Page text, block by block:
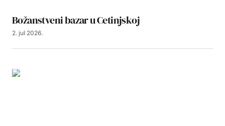
Božanstveni bazar u Cetinjskoj
2. jul 2026.